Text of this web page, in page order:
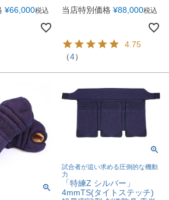
¥66,000税込
当店特別価格 ¥88,000税込
4.75
（4）
試合者が追い求める圧倒的な機動
力
「特練Z シルバー」
4mmTS(タイトステッチ)